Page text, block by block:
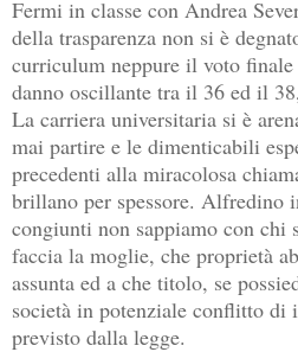
Fermi in classe con Andrea
della trasparenza non si è
curriculum neppure il voto
danno oscillante tra il 36 ed il
La carriera universitaria si è
mai partire e le dimenticabili
precedenti alla miracolosa
brillano per spessore. Alfredino
congiunti non sappiamo con chi
faccia la moglie, che proprietà
assunta ed a che titolo, se
società in potenziale conflitto di
previsto dalla legge.